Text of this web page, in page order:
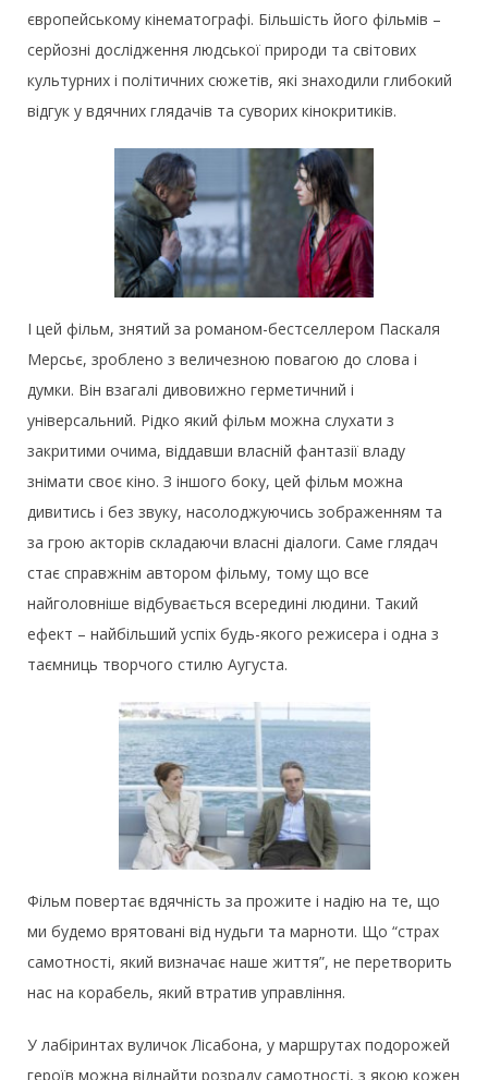
європейському кінематографі. Більшість його фільмів –
серйозні дослідження людської природи та світових
культурних і політичних сюжетів, які знаходили глибокий
відгук у вдячних глядачів та суворих кінокритиків.
І цей фільм, знятий за романом-бестселлером Паскаля
Мерсьє, зроблено з величезною повагою до слова і
думки. Він взагалі дивовижно герметичний і
універсальний. Рідко який фільм можна слухати з
закритими очима, віддавши власній фантазії владу
знімати своє кіно. З іншого боку, цей фільм можна
дивитись і без звуку, насолоджуючись зображенням та
за грою акторів складаючи власні діалоги. Саме глядач
стає справжнім автором фільму, тому що все
найголовніше відбувається всередині людини. Такий
ефект – найбільший успіх будь-якого режисера і одна з
таємниць творчого стилю Аугуста.
Фільм повертає вдячність за прожите і надію на те, що
ми будемо врятовані від нудьги та марноти. Що “страх
самотності, який визначає наше життя”, не перетворить
нас на корабель, який втратив управління.
У лабіринтах вуличок Лісабона, у маршрутах подорожей
героїв можна віднайти розраду самотності, з якою кожен